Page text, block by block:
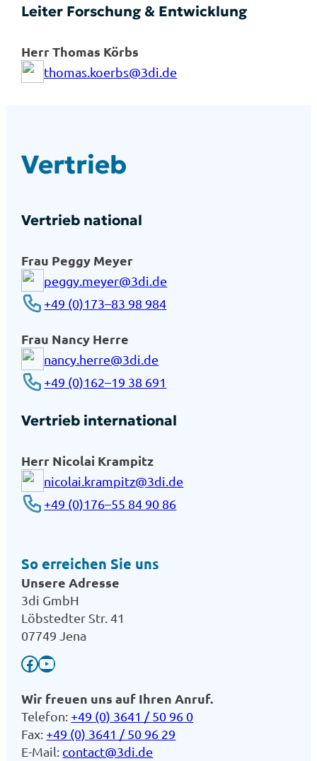
Lei­ter For­schung & Ent­wick­lung
Herr Tho­mas Körbs
thomas.koerbs@3di.de
Ver­trieb
Ver­trieb natio­nal
Frau Peg­gy Mey­er
peggy.meyer@3di.de
+49 (0)173–83 98 984
Frau Nan­cy Her­re
nancy.herre@3di.de
+49 (0)162–19 38 691
Ver­trieb inter­na­tio­nal
Herr Nico­lai Kram­pitz
nicolai.krampitz@3di.de
+49 (0)176–55 84 90 86
So erreichen Sie uns
Unsere Adresse
3di GmbH
Löbstedter Str. 41
07749 Jena
Facebook YouTube
Wir freuen uns auf Ihren Anruf.
Telefon: +49 (0) 3641 / 50 96 0
Fax: +49 (0) 3641 / 50 96 29
E-Mail: contact@3di.de